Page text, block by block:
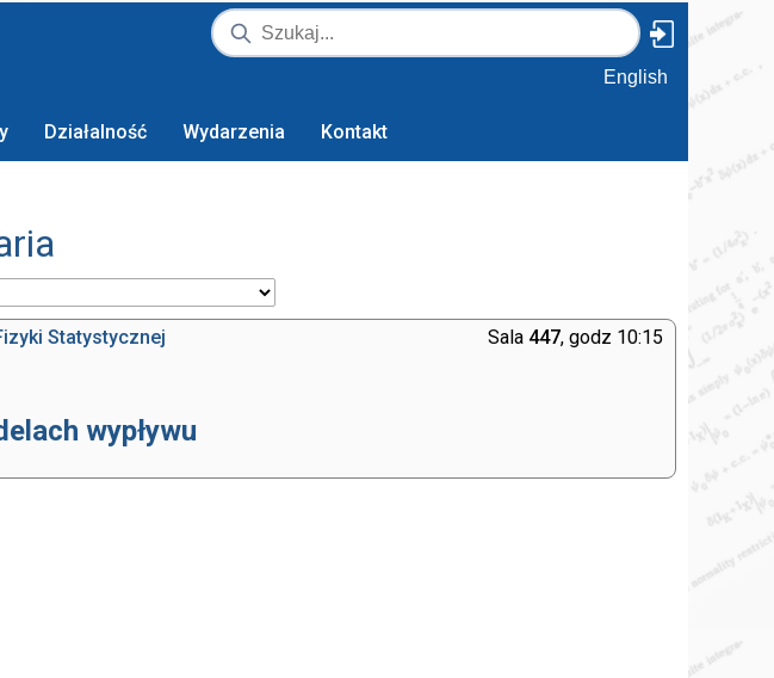
English
Działalność Wydarzenia Kontakt
Sala 447, godz 10:15
Statystycznej
wypływu